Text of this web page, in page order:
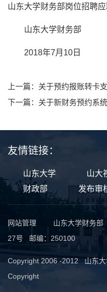
山东大学财务部岗位招聘
山东大学财务部
2018年7月10日
上一篇：关于预约报账转卡
友情链接：
山东大学 山大
财政部
发布审
网站管理
山东大学财务
27号 邮编：250100
Copyright 2006 -2012 山东
Copyright